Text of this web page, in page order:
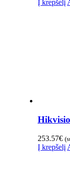
Į krepšelį
253.57€
Į krepšelį